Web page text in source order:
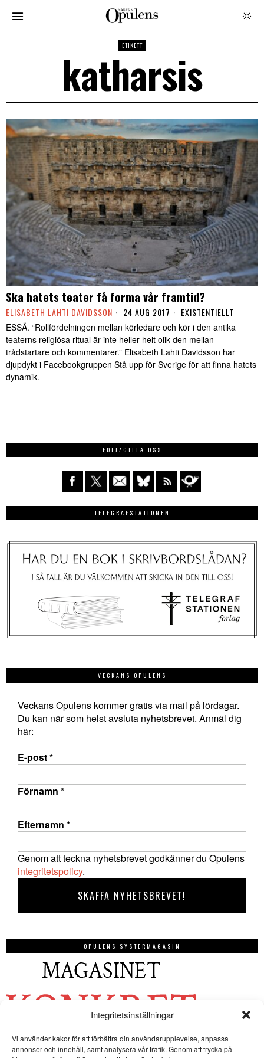
Integritetsinställningar
Vi använder kakor för att förbättra din användarupplevelse, anpassa
annonser och innehåll, samt analysera vår trafik. Genom att trycka på
ETIKETT
katharsis
Ska hatets teater få forma vår framtid?
ELISABETH LAHTI DAVIDSSON 24 AUG 2017 EXISTENTIELLT
ESSÄ. “Rollfördelningen mellan körledare och kör i den antika
teaterns religiösa ritual är inte heller helt olik den mellan
trådstartare och kommentarer.” Elisabeth Lahti Davidsson har
djupdykt i Facebookgruppen Stå upp för Sverige för att finna hatets
dynamik.
FÖLJ/GILLA OSS
TELEGRAFSTATIONEN
VECKANS OPULENS
Veckans Opulens kommer gratis via mail på lördagar.
Du kan när som helst avsluta nyhetsbrevet. Anmäl dig
här:
E-post*
Förnamn *
Efternamn *
Genom att teckna nyhetsbrevet godkänner du Opulens
integritetspolicy.
OPULENS SYSTERMAGASIN